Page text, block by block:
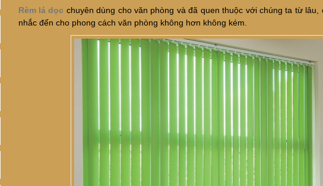
Rèm lá dọc chuyên dùng cho văn phòng và đã quen thuộc với chúng ta từ
nhắc đến cho phong cách văn phòng không hơn không kém.